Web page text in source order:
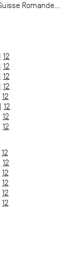
Romande...
12
12
12
12
12
12
12
12
12
12
12
12
12
12